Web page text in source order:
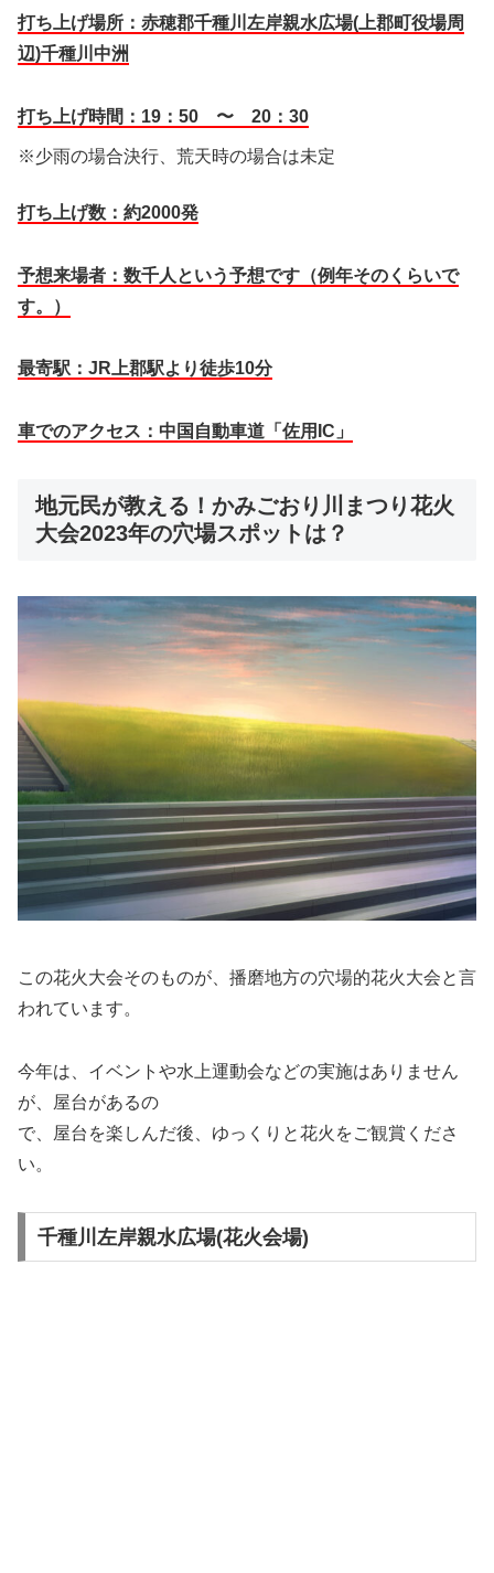
打ち上げ場所：赤穂郡千種川左岸親水広場(上郡町役場周
辺)千種川中洲
打ち上げ時間：19：50 〜 20：30
※少雨の場合決行、荒天時の場合は未定
打ち上げ数：約2000発
予想来場者：数千人という予想です（例年そのくらいで
す。）
最寄駅：JR上郡駅より徒歩10分
車でのアクセス：中国自動車道「佐用IC」
地元民が教える！かみごおり川まつり花火
大会2023年の穴場スポットは？
この花火大会そのものが、播磨地方の穴場的花火大会と言
われています。
今年は、イベントや水上運動会などの実施はありません
が、屋台があるの
で、屋台を楽しんだ後、ゆっくりと花火をご観賞くださ
い。
千種川左岸親水広場(花火会場)